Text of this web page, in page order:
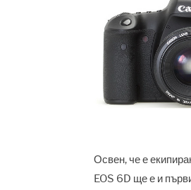
Освен, че е
EOS 6D ще е и